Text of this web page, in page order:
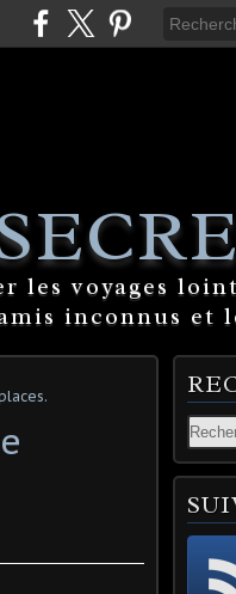
les voyages
inconnus et